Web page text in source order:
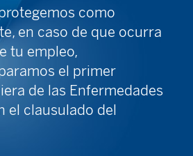
como
en caso de que ocurra
tu empleo,
el primer
de las Enfermedades
el clausulado del